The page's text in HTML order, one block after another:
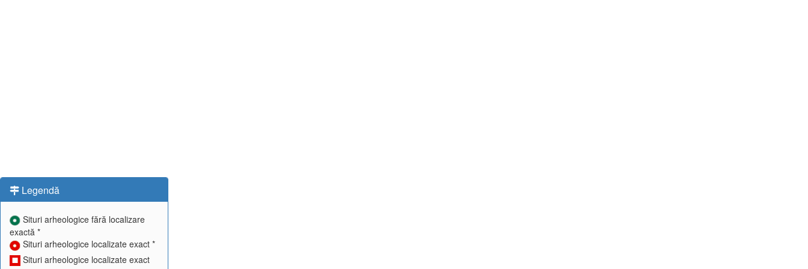
Legendă
Situri arheologice fără localizare
exactă *
Situri arheologice localizate exact *
Situri arheologice localizate exact